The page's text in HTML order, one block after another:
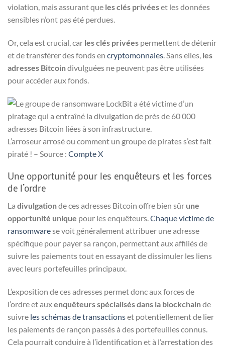
violation, mais assurant que les clés privéeset les données
sensibles n’ont pas été perdues.
Or, cela est crucial, car les clés privées permettent de détenir
et de transférer des fonds en cryptomonnaies. Sans elles, les
adresses Bitcoindivulguées ne peuvent pas être utilisées
pour accéder aux fonds.
L’arroseur arrosé ou comment un groupe de pirates s’est fait
piraté ! – Source : Compte X
Une opportunité pour les enquêteurs et les forces
de l’ordre
La divulgationde ces adresses Bitcoin offre bien sûr une
opportunité unique pour les enquêteurs.Chaque victime de
ransomwarese voit généralement attribuer une adresse
spécifique pour payer sa rançon, permettant aux affiliés de
suivre les paiements tout en essayant de dissimuler les liens
avec leurs portefeuilles principaux.
L’exposition de ces adresses permet donc aux forces de
l’ordre et auxenquêteurs spécialisés dans la blockchainde
suivre les schémas de transactionset potentiellement de lier
les paiements de rançon passés à des portefeuilles connus.
Cela pourrait conduire à l’identification et à l’arrestation des